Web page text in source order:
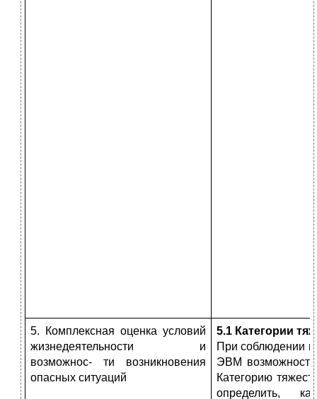
5. Комплексная оценка условий
жизнедеятельности и
возможнос- ти возникновения
опасных ситуаций
5.1 Категории
При соблюдении
ЭВМ возможность
Категорию
определить,